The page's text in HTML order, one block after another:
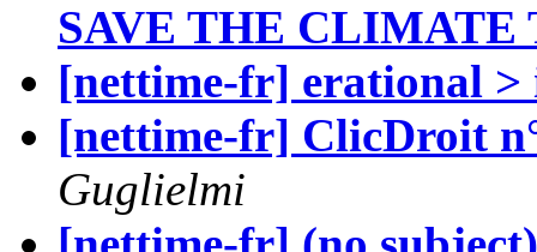
SAVE THE CLIMATE
[nettime-fr] erational >
[nettime-fr] ClicDroit
Guglielmi